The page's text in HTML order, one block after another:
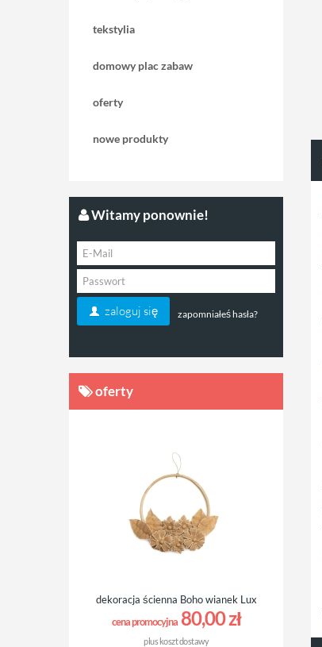
tekstylia
domowy plac zabaw
oferty
nowe produkty
Witamy ponownie!
zaloguj się zapomniałeś hasła?
oferty
dekoracja ścienna Boho wianek Lux
cena promocyjna80,00 zł
pluskoszt dostawy